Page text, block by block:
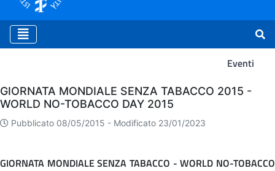
Eventi
Eventi
GIORNATA MONDIALE SENZA TABACCO 2015 -
WORLD NO-TOBACCO DAY 2015
Pubblicato 08/05/2015 - Modificato 23/01/2023
GIORNATA MONDIALE SENZA TABACCO - WORLD NO-TOBACCO